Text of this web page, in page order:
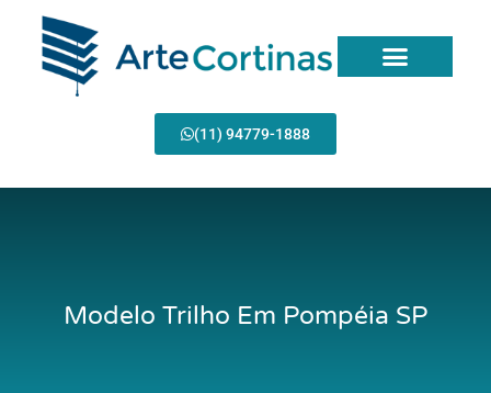
conteúdo
(11) 94779-1888
Modelo Trilho Em Pompéia SP